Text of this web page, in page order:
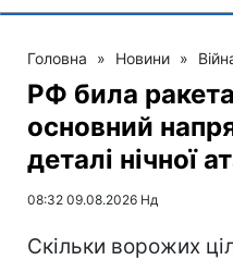
Головна » Новини »
РФ била
основний
деталі нічної
08:32 09.08.2026 Нд
Скільки ворожих